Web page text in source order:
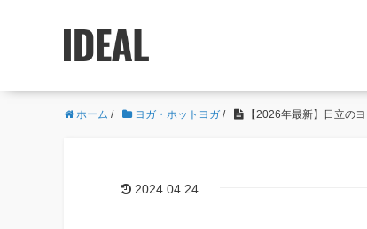
ホーム / ヨガ・ホットヨガ / 【2026年最新】日立の
2024.04.24